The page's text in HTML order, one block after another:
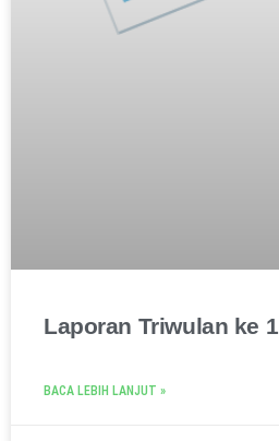
Laporan Triwulan ke 1
BACA LEBIH LANJUT »